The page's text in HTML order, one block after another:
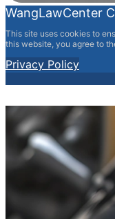
WangLawCenter
This site uses cookies to
this website, you agree to
Privacy Policy